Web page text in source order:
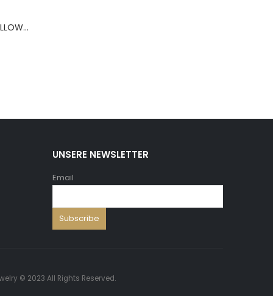
BERNS ARMBAND PILLOW+HOLD.8*8 ,5 WH.PU
UNSERE NEWSLETTER
Email
© 2023 All Rights Reserved.